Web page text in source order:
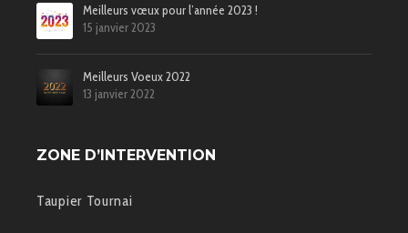
Meilleurs vœux pour l’année 2023 !
15 janvier 2023
Meilleurs Voeux 2022
13 janvier 2022
ZONE D’INTERVENTION
Taupier Tournai